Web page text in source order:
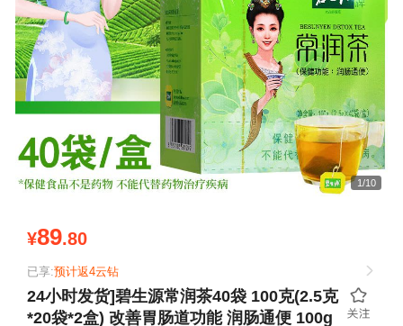
1/10
¥89.80
已享:预计返4云钻
24小时发货]碧生源常润茶40袋 100克(2.5克
*20袋*2盒) 改善胃肠道功能 润肠通便 100g